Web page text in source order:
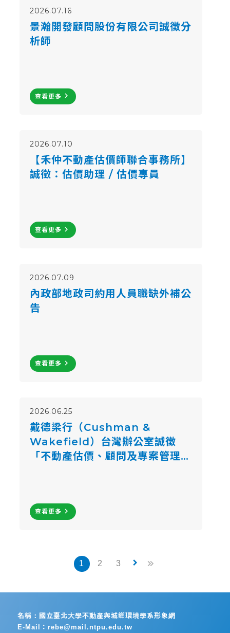
2026.07.16
景瀚開發顧問股份有限公司誠徵分
析師
查看更多 navigate_next
2026.07.10
【禾仲不動產估價師聯合事務所】
誠徵：估價助理 / 估價專員
查看更多 navigate_next
2026.07.09
內政部地政司約⽤⼈員職缺外補公
告
查看更多 navigate_next
2026.06.25
戴德梁行（Cushman &
Wakefield）台灣辦公室誠徵
「不動產估價、顧問及專案管理人
查看更多 navigate_next
1 2 3 keyboard_arrow_right
名稱：國立臺北大學不動產與城鄉環境學系形象網
E-Mail：rebe@mail.ntpu.edu.tw